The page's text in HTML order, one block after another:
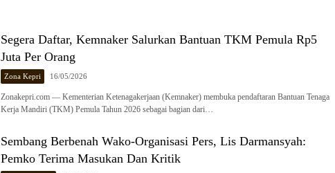
Segera Daftar, Kemnaker Salurkan Bantuan TKM Pemula Rp5
Juta Per Orang
Zona Kepri 16/05/2026
Zonakepri.com — Kementerian Ketenagakerjaan (Kemnaker) membuka pendaftaran Bantuan Tenaga
Kerja Mandiri (TKM) Pemula Tahun 2026 sebagai bagian dari…
Sembang Berbenah Wako-Organisasi Pers, Lis Darmansyah:
Pemko Terima Masukan Dan Kritik